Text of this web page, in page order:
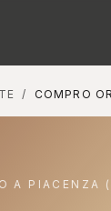
/ COMPRO
A PIACENZA (